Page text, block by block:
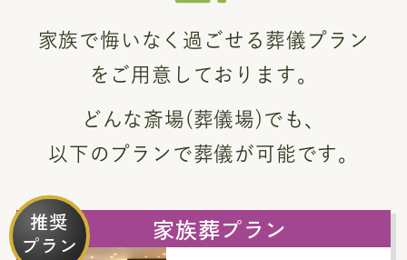
家族で悔いなく過ごせる葬儀プラン
をご用意しております。
どんな斎場(葬儀場)でも、
以下のプランで葬儀が可能です。
推奨
プラン
家族葬プラン